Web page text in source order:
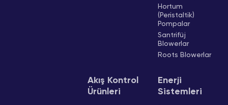
Hortum
(Peristaltik)
Pompalar
Santrifüj
Blowerlar
Roots Blowerlar
Akış Kontrol
Ürünleri
Enerji
Sistemleri